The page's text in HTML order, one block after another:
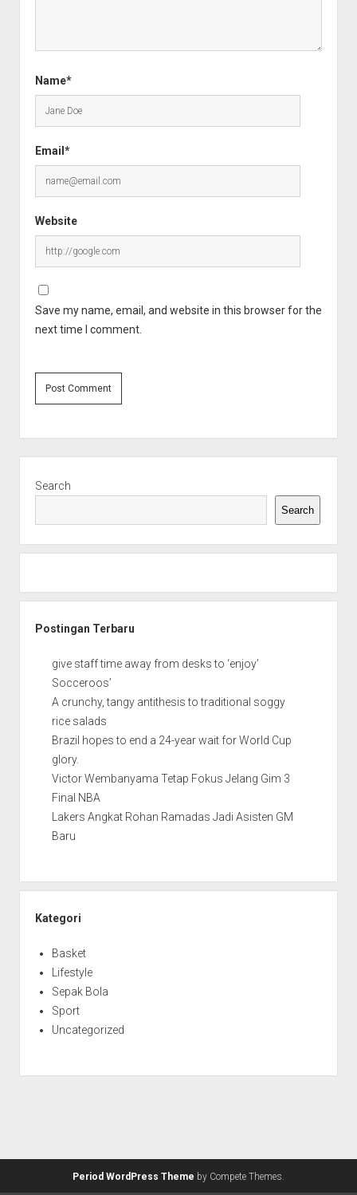
Name*
Email*
Website
Save my name, email, and website in this browser for the
next time I comment.
Search
Search
Postingan Terbaru
give staff time away from desks to ‘enjoy’
Socceroos’
A crunchy, tangy antithesis to traditional soggy
rice salads
Brazil hopes to end a 24-year wait for World Cup
glory.
Victor Wembanyama Tetap Fokus Jelang Gim 3
Final NBA
Lakers Angkat Rohan Ramadas Jadi Asisten GM
Baru
Kategori
Basket
Lifestyle
Sepak Bola
Sport
Uncategorized
Period WordPress Theme by Compete Themes.